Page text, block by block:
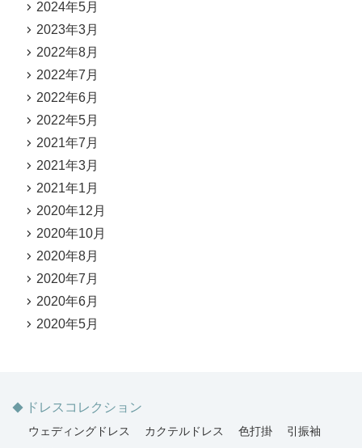
2024年5月
2023年3月
2022年8月
2022年7月
2022年6月
2022年5月
2021年7月
2021年3月
2021年1月
2020年12月
2020年10月
2020年8月
2020年7月
2020年6月
2020年5月
ドレスコレクション
ウェディングドレス カクテルドレス 色打掛
引振袖